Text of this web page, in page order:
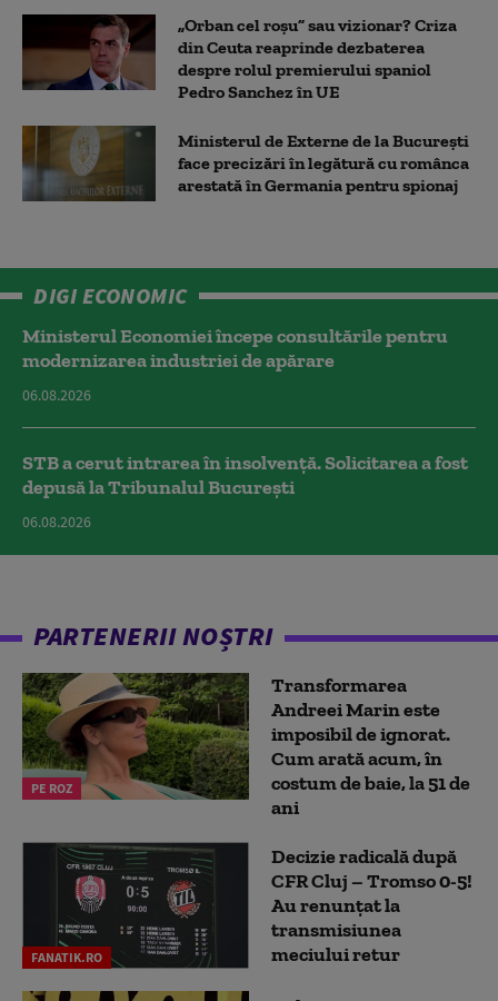
„Orban cel roșu” sau vizionar? Criza
din Ceuta reaprinde dezbaterea
despre rolul premierului spaniol
Pedro Sanchez în UE
Ministerul de Externe de la București
face precizări în legătură cu românca
arestată în Germania pentru spionaj
DIGI ECONOMIC
Ministerul Economiei începe consultările pentru
modernizarea industriei de apărare
06.08.2026
STB a cerut intrarea în insolvență. Solicitarea a fost
depusă la Tribunalul București
06.08.2026
PARTENERII NOȘTRI
PE ROZ
Transformarea
Andreei Marin este
imposibil de ignorat.
Cum arată acum, în
costum de baie, la 51 de
ani
FANATIK.RO
Decizie radicală după
CFR Cluj – Tromso 0-5!
Au renunțat la
transmisiunea
meciului retur